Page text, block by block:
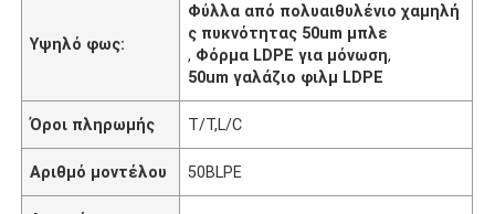
Υψηλό φως:
Φύλλα από πολυαιθυλένιο χαμηλή
ς πυκνότητας 50um μπλε
, Φόρμα LDPE για μόνωση,
50um γαλάζιο φιλμ LDPE
Όροι πληρωμής T/T,L/C
Αριθμό μοντέλου 50BLPE